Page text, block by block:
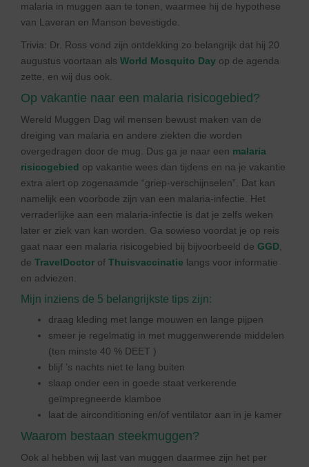
malaria in muggen aan te tonen, waarmee hij de hypothese
van Laveran en Manson bevestigde.
Trivia: Dr. Ross vond zijn ontdekking zo belangrijk dat hij 20
augustus voortaan als World Mosquito Day op de agenda
zette, en wij dus ook.
Op vakantie naar een malaria risicogebied?
Wereld Muggen Dag wil mensen bewust maken van de
dreiging van malaria en andere ziekten die worden
overgedragen door de mug. Dus ga je naar een malaria
risicogebied op vakantie wees dan tijdens en na je vakantie
extra alert op zogenaamde “griep-verschijnselen”. Dat kan
namelijk een voorbode zijn van een malaria-infectie. Het
verraderlijke aan een malaria-infectie is dat je zelfs weken
later er ziek van kan worden. Ga sowieso voordat je op reis
gaat naar een malaria risicogebied bij bijvoorbeeld de GGD
de TravelDoctor of Thuisvaccinatie langs voor informatie
en adviezen.
Mijn inziens de 5 belangrijkste tips zijn:
draag kleding met lange mouwen en lange pijpen
smeer je regelmatig in met muggenwerende middelen
(ten minste 40 % DEET )
blijf ’s nachts niet te lang buiten
slaap onder een in goede staat verkerende
geïmpregneerde klamboe
laat de airconditioning en/of ventilator aan in je kamer
Waarom bestaan steekmuggen?
Ook al hebben wij last van muggen daarmee zijn het per